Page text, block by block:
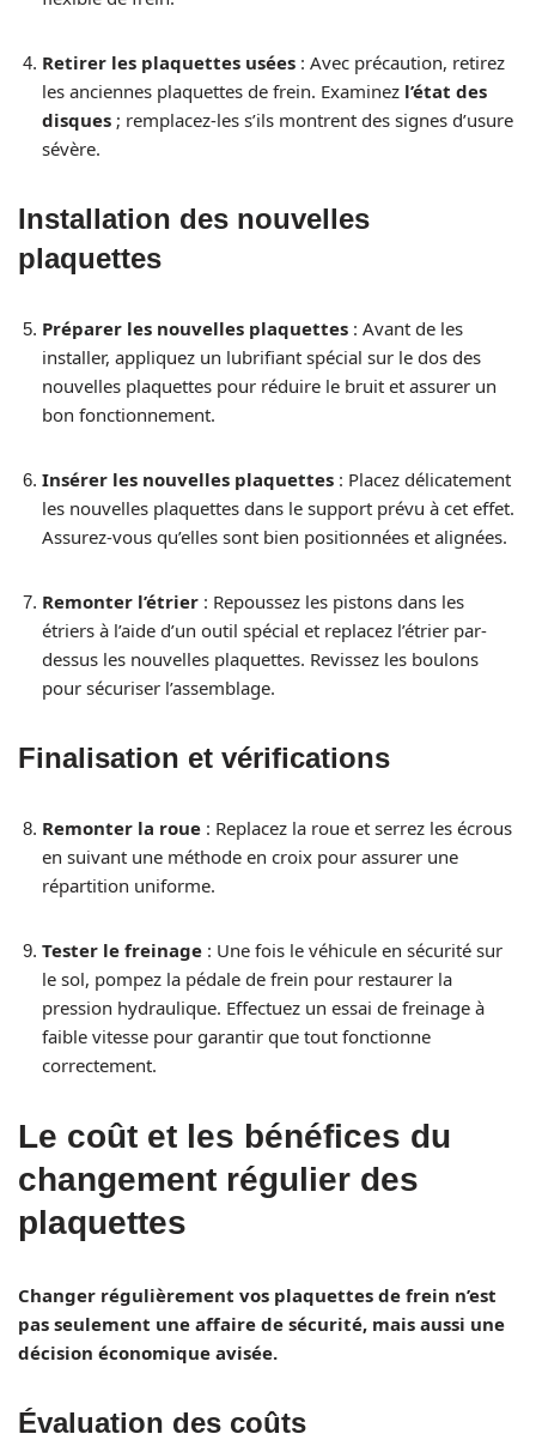
Retirer les plaquettes usées : Avec précaution, retirez
les anciennes plaquettes de frein. Examinez l’état des
disques ; remplacez-les s’ils montrent des signes d’usure
sévère.
Installation des nouvelles
plaquettes
Préparer les nouvelles plaquettes : Avant de les
installer, appliquez un lubrifiant spécial sur le dos des
nouvelles plaquettes pour réduire le bruit et assurer un
bon fonctionnement.
Insérer les nouvelles plaquettes : Placez délicatement
les nouvelles plaquettes dans le support prévu à cet effet.
Assurez-vous qu’elles sont bien positionnées et alignées.
Remonter l’étrier : Repoussez les pistons dans les
étriers à l’aide d’un outil spécial et replacez l’étrier par-
dessus les nouvelles plaquettes. Revissez les boulons
pour sécuriser l’assemblage.
Finalisation et vérifications
Remonter la roue : Replacez la roue et serrez les écrous
en suivant une méthode en croix pour assurer une
répartition uniforme.
Tester le freinage : Une fois le véhicule en sécurité sur
le sol, pompez la pédale de frein pour restaurer la
pression hydraulique. Effectuez un essai de freinage à
faible vitesse pour garantir que tout fonctionne
correctement.
Le coût et les bénéfices du
changement régulier des
plaquettes
Changer régulièrement vos plaquettes de frein n’est
pas seulement une affaire de sécurité, mais aussi une
décision économique avisée.
Évaluation des coûts